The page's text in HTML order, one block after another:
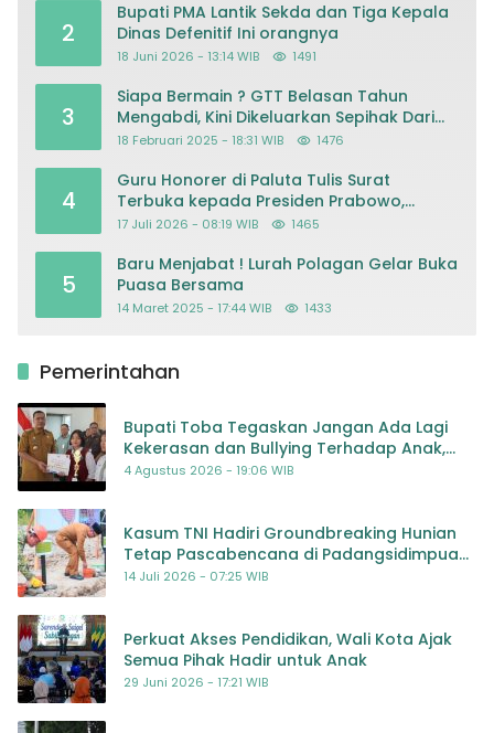
2
Bupati PMA Lantik Sekda dan Tiga Kepala
Dinas Defenitif Ini orangnya
18 Juni 2026 - 13:14 WIB 1491
3
Siapa Bermain ? GTT Belasan Tahun
Mengabdi, Kini Dikeluarkan Sepihak Dari
Dapodik
18 Februari 2025 - 18:31 WIB 1476
4
Guru Honorer di Paluta Tulis Surat
Terbuka kepada Presiden Prabowo,
Mohon Keadilan atas Dugaan
17 Juli 2026 - 08:19 WIB 1465
5
Baru Menjabat ! Lurah Polagan Gelar Buka
Puasa Bersama
14 Maret 2025 - 17:44 WIB 1433
Pemerintahan
Bupati Toba Tegaskan Jangan Ada Lagi
Kekerasan dan Bullying Terhadap Anak,
Dorong Kolaborasi Seluruh Pihak
4 Agustus 2026 - 19:06 WIB
Kasum TNI Hadiri Groundbreaking Hunian
Tetap Pascabencana di Padangsidimpuan,
Harapan Baru bagi Penyintas
14 Juli 2026 - 07:25 WIB
Perkuat Akses Pendidikan, Wali Kota Ajak
Semua Pihak Hadir untuk Anak
29 Juni 2026 - 17:21 WIB